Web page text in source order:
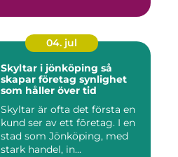
04. jul
Skyltar i jönköping så
skapar företag synlighet
som håller över tid
Skyltar är ofta det första en
kund ser av ett företag. I en
stad som Jönköping, med
stark handel, in...